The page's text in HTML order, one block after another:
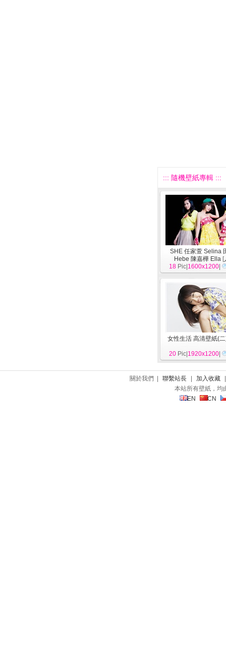
::: 隨機壁紙專輯 :::
SHE 任家萱 Selina
Hebe 陳嘉樺 Ella [
18 Pic| 1600x1200
女性生活 高清壁紙(
20 Pic| 1920x1200
關於我們 | 聯繫站長 加入收藏
本站所有壁紙，均
EN
CN